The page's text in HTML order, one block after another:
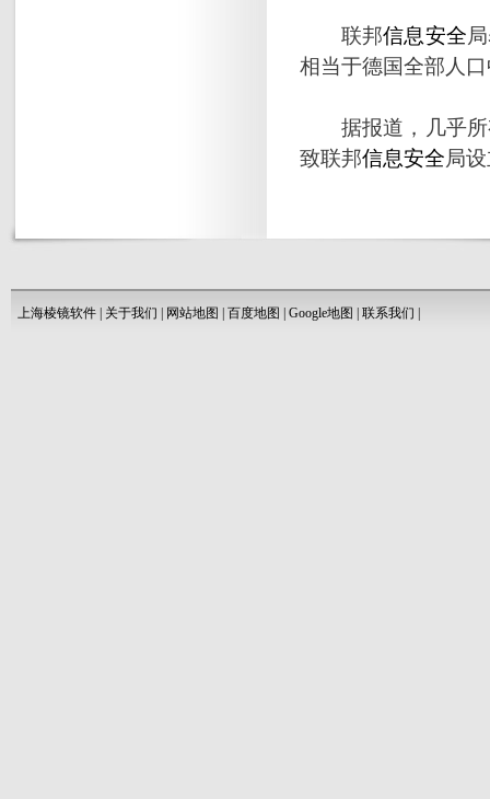
联邦信息安全
相当于德国全部人
据报道，几乎所
致联邦信息安全局
上海棱镜软件 关于我们 网站地图 百度地图 Google地图 联系我们